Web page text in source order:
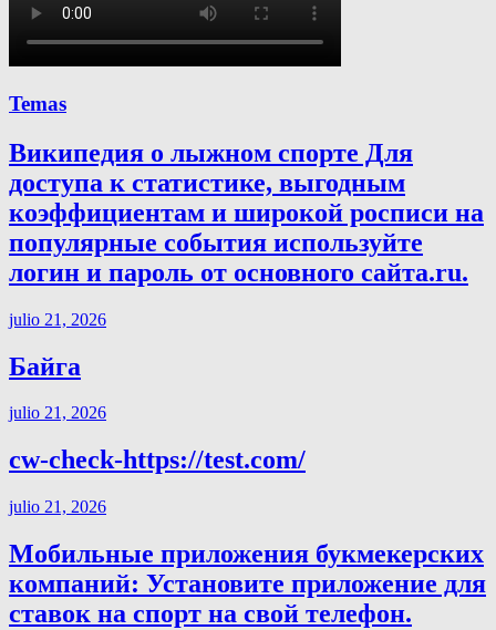
Temas
Википедия о лыжном спорте Для
доступа к статистике, выгодным
коэффициентам и широкой росписи на
популярные события используйте
логин и пароль от основного сайта.ru.
julio 21, 2026
Байга
julio 21, 2026
cw-check-https://test.com/
julio 21, 2026
Мобильные приложения букмекерских
компаний: Установите приложение для
ставок на спорт на свой телефон.